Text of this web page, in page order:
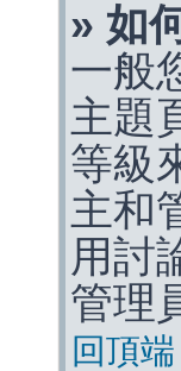
» 如
一般
主題
等級
主和
用討
管理
回頂端